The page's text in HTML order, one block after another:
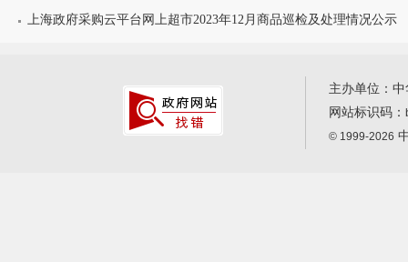
上海政府采购云平台网上超市2023年12月商品巡检及处理情况公示
主办单位：
网站标识码：
© 1999-2026